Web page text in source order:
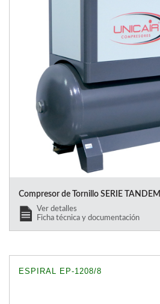
Compresor de Tornillo SERIE TANDEM
Ver detalles
Ficha técnica y documentación
ESPIRAL EP-1208/8